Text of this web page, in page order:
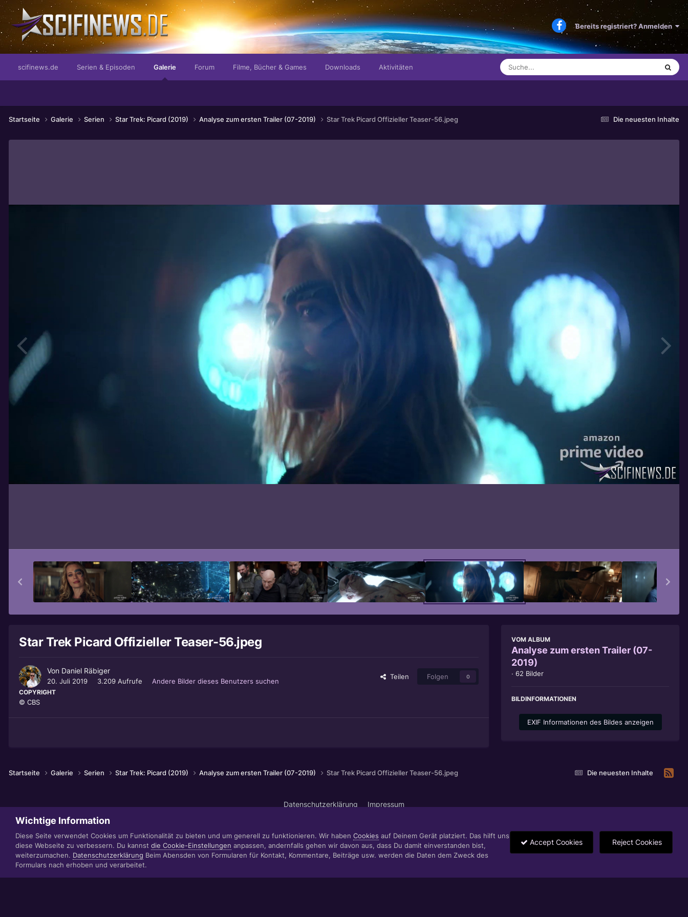
Bereits registriert? Anmelden
scifinews.de Serien & Episoden Galerie Forum Filme, Bücher & Games Downloads Aktivitäten
Die neuesten Inhalte
Startseite Galerie Serien Star Trek: Picard (2019) Analyse zum ersten Trailer (07-2019) Star Trek Picard Offizieller Teaser-56.jpeg
Star Trek Picard Offizieller Teaser-56.jpeg
Von Daniel Räbiger
20. Juli 2019 3.209 Aufrufe Andere Bilder dieses Benutzers suchen
Teilen Folgen 0
COPYRIGHT
© CBS
VOM ALBUM
Analyse zum ersten Trailer (07-
2019)
· 62 Bilder
BILDINFORMATIONEN
EXIF Informationen des Bildes anzeigen
Die neuesten Inhalte
Startseite Galerie Serien Star Trek: Picard (2019) Analyse zum ersten Trailer (07-2019) Star Trek Picard Offizieller Teaser-56.jpeg
Datenschutzerklärung Impressum
Powered by Invision Community
Wichtige Information
Diese Seite verwendet Cookies um Funktionalität zu bieten und um generell zu funktionieren. Wir haben Cookies auf Deinem Gerät platziert. Das hilft uns
diese Webseite zu verbessern. Du kannst die Cookie-Einstellungen anpassen, andernfalls gehen wir davon aus, dass Du damit einverstanden bist,
weiterzumachen. Datenschutzerklärung Beim Abensden von Formularen für Kontakt, Kommentare, Beiträge usw. werden die Daten dem Zweck des
Formulars nach erhoben und verarbeitet.
Accept Cookies Reject Cookies